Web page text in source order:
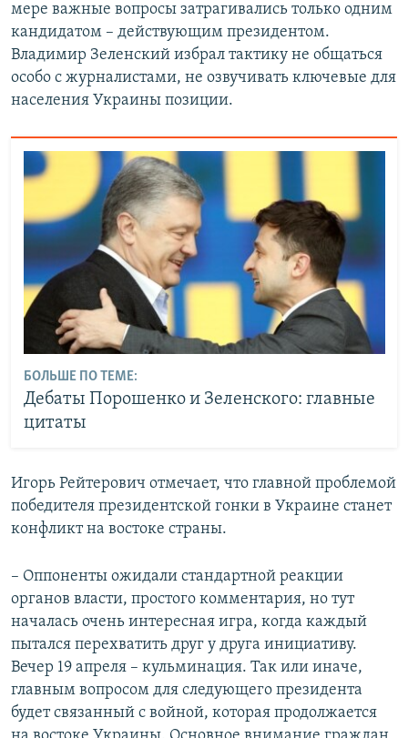
мере важные вопросы затрагивались только одним
кандидатом – действующим президентом.
Владимир Зеленский избрал тактику не общаться
особо с журналистами, не озвучивать ключевые для
населения Украины позиции.
БОЛЬШЕ ПО ТЕМЕ:
Дебаты Порошенко и Зеленского: главные
цитаты
Игорь Рейтерович отмечает, что главной проблемой
победителя президентской гонки в Украине станет
конфликт на востоке страны.
– Оппоненты ожидали стандартной реакции
органов власти, простого комментария, но тут
началась очень интересная игра, когда каждый
пытался перехватить друг у друга инициативу.
Вечер 19 апреля – кульминация. Так или иначе,
главным вопросом для следующего президента
будет связанный с войной, которая продолжается